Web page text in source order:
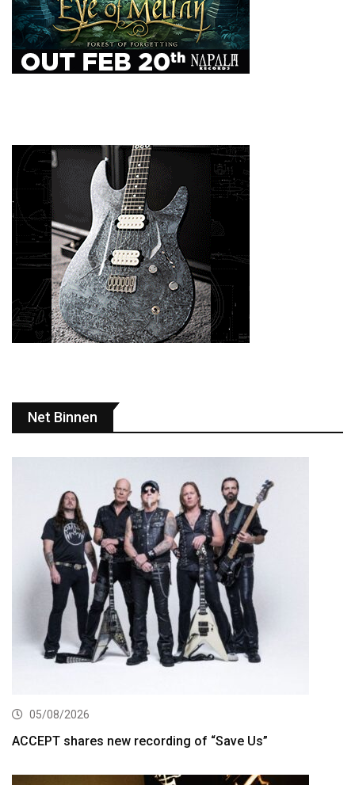
Net Binnen
05/08/2026
ACCEPT shares new recording of “Save Us”